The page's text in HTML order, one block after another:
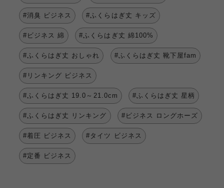
#消臭 ビジネス #ふくらはぎ丈 キッズ
#ビジネス 綿 #ふくらはぎ丈 綿100%
#ふくらはぎ丈 おしゃれ #ふくらはぎ丈 靴下屋fam
#リンキング ビジネス
#ふくらはぎ丈 19.0～21.0cm #ふくらはぎ丈 星柄
#ふくらはぎ丈 リンキング #ビジネス ロングホーズ
#着圧 ビジネス #タイツ ビジネス
#定番 ビジネス